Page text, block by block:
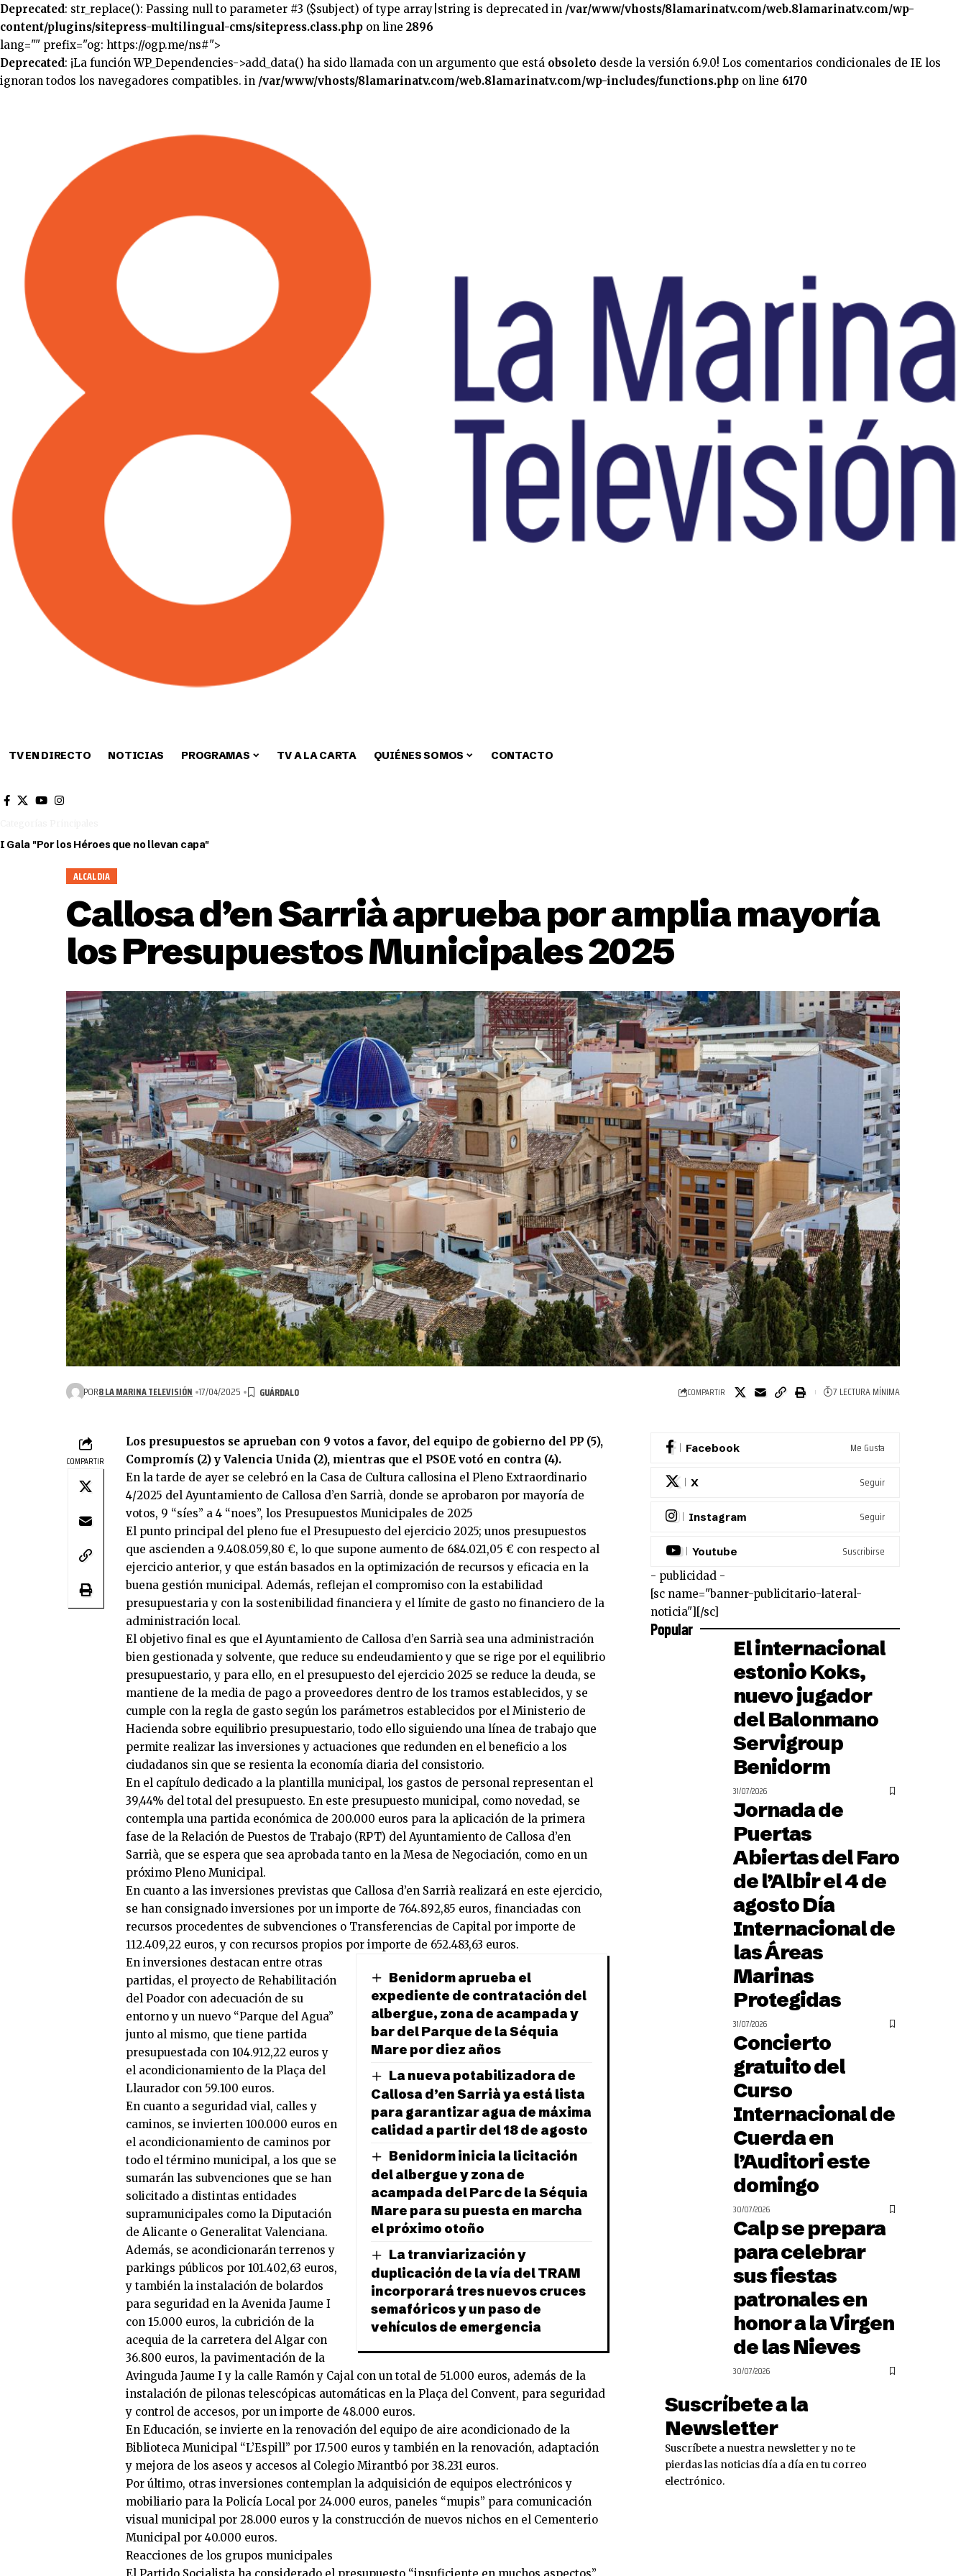
Deprecated: str_replace(): Passing null to parameter #3 ($subject) of type array|string is deprecated in /var/www/vhosts/8lamarinatv.com/web.8lamarinatv.com/wp-
content/plugins/sitepress-multilingual-cms/sitepress.class.php on line 2896
lang="" prefix="og: https://ogp.me/ns#">
Deprecated: ¡La función WP_Dependencies->add_data() ha sido llamada con un argumento que está obsoleto desde la versión 6.9.0! Los comentarios condicionales de IE los
ignoran todos los navegadores compatibles. in /var/www/vhosts/8lamarinatv.com/web.8lamarinatv.com/wp-includes/functions.php on line 6170
TV EN DIRECTO NOTICIAS PROGRAMAS TV A LA CARTA QUIÉNES SOMOS CONTACTO
I Gala "Por los Héroes que no llevan capa"
ALCALDIA
Callosa d’en Sarrià aprueba por amplia mayoría
los Presupuestos Municipales 2025
POR8 LA MARINA TELEVISIÓN 17/04/2025 COMPARTIR 7 LECTURA MÍNIMA
COMPARTIR
Los presupuestos se aprueban con 9 votos a favor, del equipo de gobierno del PP (5),
Compromís (2) y Valencia Unida (2), mientras que el PSOE votó en contra (4).
En la tarde de ayer se celebró en la Casa de Cultura callosina el Pleno Extraordinario
4/2025 del Ayuntamiento de Callosa d’en Sarrià, donde se aprobaron por mayoría de
votos, 9 “síes” a 4 “noes”, los Presupuestos Municipales de 2025
El punto principal del pleno fue el Presupuesto del ejercicio 2025; unos presupuestos
que ascienden a 9.408.059,80 €, lo que supone aumento de 684.021,05 € con respecto al
ejercicio anterior, y que están basados en la optimización de recursos y eficacia en la
buena gestión municipal. Además, reflejan el compromiso con la estabilidad
presupuestaria y con la sostenibilidad financiera y el límite de gasto no financiero de la
administración local.
El objetivo final es que el Ayuntamiento de Callosa d’en Sarrià sea una administración
bien gestionada y solvente, que reduce su endeudamiento y que se rige por el equilibrio
presupuestario, y para ello, en el presupuesto del ejercicio 2025 se reduce la deuda, se
mantiene de la media de pago a proveedores dentro de los tramos establecidos, y se
cumple con la regla de gasto según los parámetros establecidos por el Ministerio de
Hacienda sobre equilibrio presupuestario, todo ello siguiendo una línea de trabajo que
permite realizar las inversiones y actuaciones que redunden en el beneficio a los
ciudadanos sin que se resienta la economía diaria del consistorio.
En el capítulo dedicado a la plantilla municipal, los gastos de personal representan el
39,44% del total del presupuesto. En este presupuesto municipal, como novedad, se
contempla una partida económica de 200.000 euros para la aplicación de la primera
fase de la Relación de Puestos de Trabajo (RPT) del Ayuntamiento de Callosa d’en
Sarrià, que se espera que sea aprobada tanto en la Mesa de Negociación, como en un
próximo Pleno Municipal.
En cuanto a las inversiones previstas que Callosa d’en Sarrià realizará en este ejercicio,
se han consignado inversiones por un importe de 764.892,85 euros, financiadas con
recursos procedentes de subvenciones o Transferencias de Capital por importe de
112.409,22 euros, y con recursos propios por importe de 652.483,63 euros.
Benidorm aprueba el
expediente de contratación del
albergue, zona de acampada y
bar del Parque de la Séquia
Mare por diez años
La nueva potabilizadora de
Callosa d’en Sarrià ya está lista
para garantizar agua de máxima
calidad a partir del 18 de agosto
Benidorm inicia la licitación
del albergue y zona de
acampada del Parc de la Séquia
Mare para su puesta en marcha
el próximo otoño
La tranviarización y
duplicación de la vía del TRAM
incorporará tres nuevos cruces
semafóricos y un paso de
vehículos de emergencia
En inversiones destacan entre otras
partidas, el proyecto de Rehabilitación
del Poador con adecuación de su
entorno y un nuevo “Parque del Agua”
junto al mismo, que tiene partida
presupuestada con 104.912,22 euros y
el acondicionamiento de la Plaça del
Llaurador con 59.100 euros.
En cuanto a seguridad vial, calles y
caminos, se invierten 100.000 euros en
el acondicionamiento de caminos por
todo el término municipal, a los que se
sumarán las subvenciones que se han
solicitado a distintas entidades
supramunicipales como la Diputación
de Alicante o Generalitat Valenciana.
Además, se acondicionarán terrenos y
parkings públicos por 101.402,63 euros,
y también la instalación de bolardos
para seguridad en la Avenida Jaume I
con 15.000 euros, la cubrición de la
acequia de la carretera del Algar con
36.800 euros, la pavimentación de la
Avinguda Jaume I y la calle Ramón y Cajal con un total de 51.000 euros, además de la
instalación de pilonas telescópicas automáticas en la Plaça del Convent, para seguridad
y control de accesos, por un importe de 48.000 euros.
En Educación, se invierte en la renovación del equipo de aire acondicionado de la
Biblioteca Municipal “L’Espill” por 17.500 euros y también en la renovación, adaptación
y mejora de los aseos y accesos al Colegio Mirantbó por 38.231 euros.
Por último, otras inversiones contemplan la adquisición de equipos electrónicos y
mobiliario para la Policía Local por 24.000 euros, paneles “mupis” para comunicación
visual municipal por 28.000 euros y la construcción de nuevos nichos en el Cementerio
Municipal por 40.000 euros.
Reacciones de los grupos municipales
El Partido Socialista ha considerado el presupuesto “insuficiente en muchos aspectos”,
Facebook Me Gusta
X Seguir
Instagram Seguir
Youtube Suscribirse
- publicidad -
[sc name="banner-publicitario-lateral-
noticia"][/sc]
Popular
El internacional
estonio Koks,
nuevo jugador
del Balonmano
Servigroup
Benidorm
31/07/2026
Jornada de
Puertas
Abiertas del Faro
de l’Albir el 4 de
agosto Día
Internacional de
las Áreas
Marinas
Protegidas
31/07/2026
Concierto
gratuito del
Curso
Internacional de
Cuerda en
l’Auditori este
domingo
30/07/2026
Calp se prepara
para celebrar
sus fiestas
patronales en
honor a la Virgen
de las Nieves
30/07/2026
Suscríbete a la
Newsletter
Suscríbete a nuestra newsletter y no te
pierdas las noticias día a día en tu correo
electrónico.